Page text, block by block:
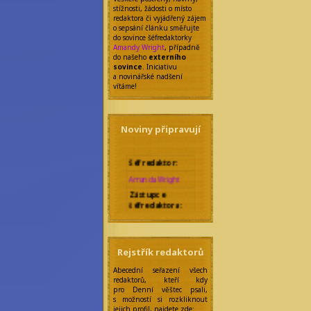
stížnosti, žádosti o místo
redaktora či vyjádřený zájem
o sepsání článku směřujte
do sovince šéfredaktorky
Amandy Wright, případně
do našeho externího
sovince. Iniciativu
a novinářské nadšení
vítáme!
Noviny připravují
Šéfredaktor:
Zástupce
šéfredaktora:
Leroy
Správkyně
bloků:
Eilonwy Ellesméry
Zakladatelka:
Anseiola Jasmis
Rejstřík redaktorů
Abecední seřazení všech
redaktorů, kteří kdy
pro Denní věštec psali,
s možností si rozkliknout
jejich profil, najdete zde: